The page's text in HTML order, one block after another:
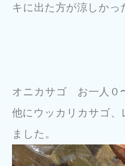
キに出た方が涼しかっ
オニカサゴ お一人０
他にウッカリカサゴ
ました。